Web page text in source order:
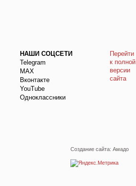
НАШИ СОЦСЕТИ
Telegram
МАХ
Вконтакте
YouTube
Одноклассники
Перейти
к полной
версии
сайта
Создание сайта: Амадо